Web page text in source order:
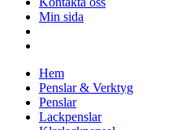
Min sida
Hem
Penslar & Verktyg
Penslar
Lackpenslar